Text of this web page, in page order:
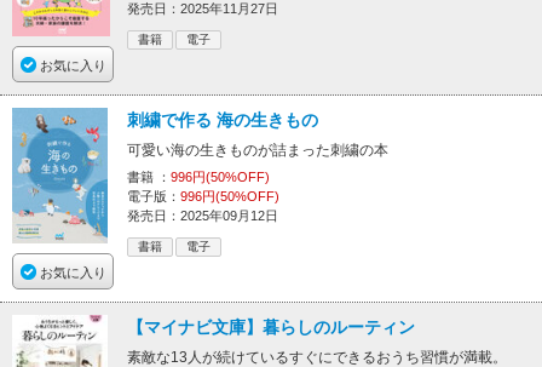
お気に入り
発売日：2025年11月27日
書籍 電子
お気に入り
刺繍で作る 海の生きもの
可愛い海の生きものが詰まった刺繍の本
書籍 ： 996円(50%OFF)
電子版： 996円(50%OFF)
発売日：2025年09月12日
書籍 電子
【マイナビ文庫】暮らしのルーティン
素敵な13人が続けているすぐにできるおうち習慣が満載。